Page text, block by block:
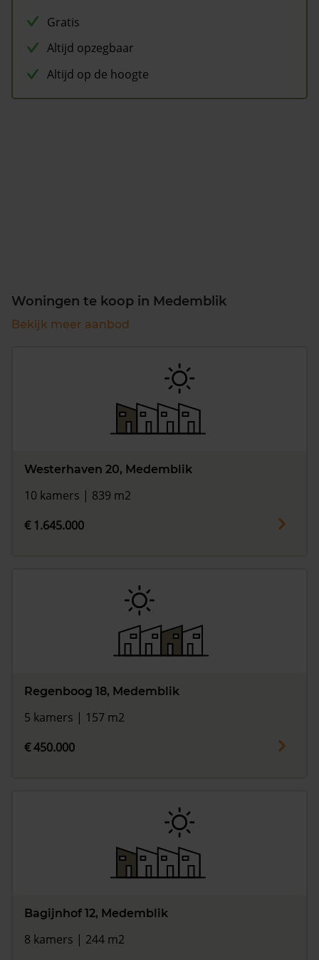
Gratis
Altijd opzegbaar
Altijd op de hoogte
Woningen te koop in Medemblik
Bekijk meer aanbod
Westerhaven 20, Medemblik
10 kamers | 839 m2
€ 1.645.000
Regenboog 18, Medemblik
5 kamers | 157 m2
€ 450.000
Bagijnhof 12, Medemblik
8 kamers | 244 m2